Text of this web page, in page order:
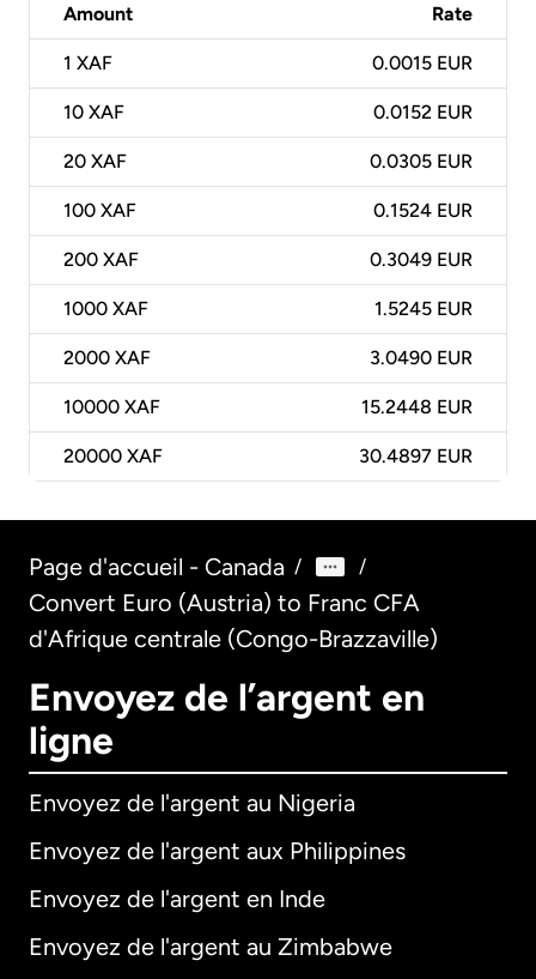
Amount Rate
1 XAF 0.0015 EUR
10 XAF 0.0152 EUR
20 XAF 0.0305 EUR
100 XAF 0.1524 EUR
200 XAF 0.3049 EUR
1000 XAF 1.5245 EUR
2000 XAF 3.0490 EUR
10000 XAF 15.2448 EUR
20000 XAF 30.4897 EUR
Page d'accueil - Canada / /
Convert Euro (Austria) to Franc CFA
d'Afrique centrale (Congo-Brazzaville)
Envoyez de l’argent en
ligne
Envoyez de l'argent au Nigeria
Envoyez de l'argent aux Philippines
Envoyez de l'argent en Inde
Envoyez de l'argent au Zimbabwe